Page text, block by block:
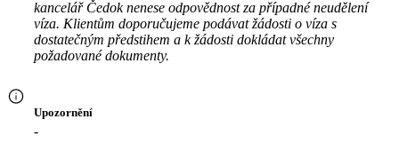
kancelář Čedok nenese odpovědnost za případné neudělení
víza. Klientům doporučujeme podávat žádosti o víza s
dostatečným předstihem a k žádosti dokládat všechny
požadované dokumenty.
Upozornění
-